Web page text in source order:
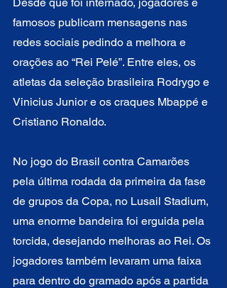
famosos publicam mensagens nas
redes sociais pedindo a melhora e
orações ao “Rei Pelé”. Entre eles, os
atletas da seleção brasileira Rodrygo e
Vinicius Junior e os craques Mbappé e
Cristiano Ronaldo.
No jogo do Brasil contra Camarões
pela última rodada da primeira da fase
de grupos da Copa, no Lusail Stadium,
uma enorme bandeira foi erguida pela
torcida, desejando melhoras ao Rei. Os
jogadores também levaram uma faixa
para dentro do gramado após a partida